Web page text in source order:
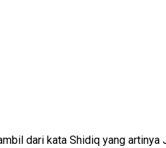
dari kata Shidiq yang